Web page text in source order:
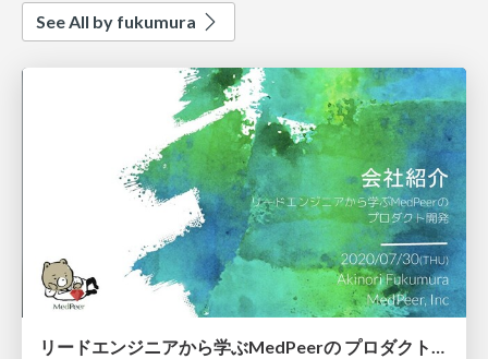
See All by fukumura
リードエンジニアから学ぶMedPeerの プロダクト開発